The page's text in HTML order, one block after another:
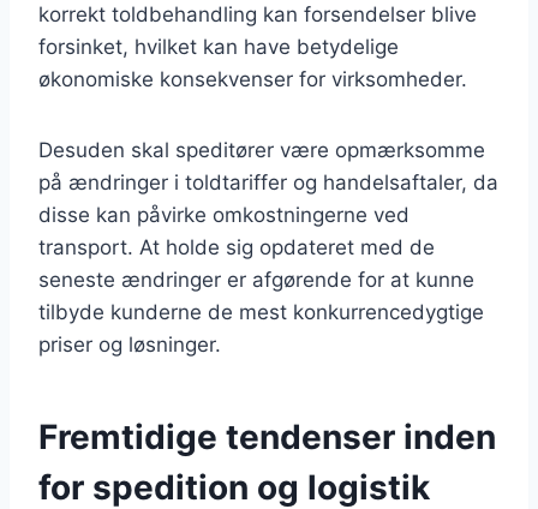
korrekt toldbehandling kan forsendelser blive
forsinket, hvilket kan have betydelige
økonomiske konsekvenser for virksomheder.
Desuden skal speditører være opmærksomme
på ændringer i toldtariffer og handelsaftaler, da
disse kan påvirke omkostningerne ved
transport. At holde sig opdateret med de
seneste ændringer er afgørende for at kunne
tilbyde kunderne de mest konkurrencedygtige
priser og løsninger.
Fremtidige tendenser inden
for spedition og logistik